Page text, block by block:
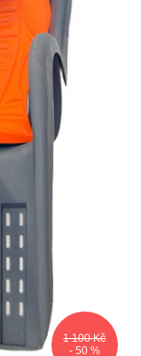
1 100 Kč
- 50 %